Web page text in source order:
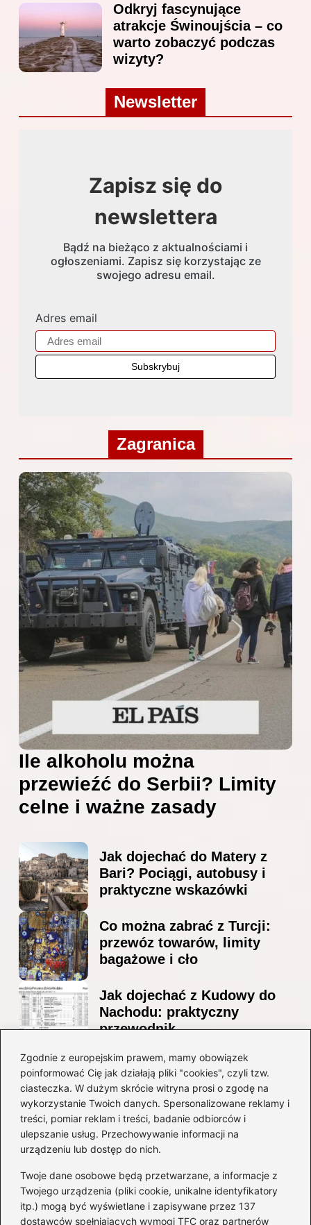
Zgodnie z europejskim prawem, mamy obowiązek
poinformować Cię jak działają pliki "cookies", czyli tzw.
ciasteczka. W dużym skrócie witryna prosi o zgodę na
wykorzystanie Twoich danych. Spersonalizowane reklamy i
treści, pomiar reklam i treści, badanie odbiorców i
ulepszanie usług. Przechowywanie informacji na
urządzeniu lub dostęp do nich.
Twoje dane osobowe będą przetwarzane, a informacje z
Twojego urządzenia (pliki cookie, unikalne identyfikatory
itp.) mogą być wyświetlane i zapisywane przez 137
dostawców spełniających wymogi TFC oraz partnerów
Odkryj fascynujące
atrakcje Świnoujścia – co
warto zobaczyć podczas
wizyty?
Newsletter
Zapisz się do
newslettera
Bądź na bieżąco z aktualnościami i
ogłoszeniami. Zapisz się korzystając ze
swojego adresu email.
Adres email
Zagranica
Ile alkoholu można
przewieźć do Serbii? Limity
celne i ważne zasady
Jak dojechać do Matery z
Bari? Pociągi, autobusy i
praktyczne wskazówki
Co można zabrać z Turcji:
przewóz towarów, limity
bagażowe i cło
Jak dojechać z Kudowy do
Nachodu: praktyczny
przewodnik
Ile alkoholu można
przewieźć z Albanii?
Przewodnik po przepisach i
ograniczeniach
Kategorie
Ciekawostki(8)
Kultura i tradycje(10)